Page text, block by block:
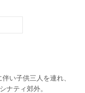
い子供三人を連れ、
ナティ郊外。